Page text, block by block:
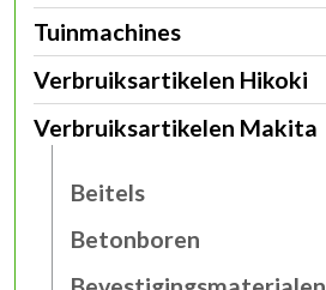
Tuinmachines
Verbruiksartikelen Hikoki
Verbruiksartikelen Makita
Beitels
Betonboren